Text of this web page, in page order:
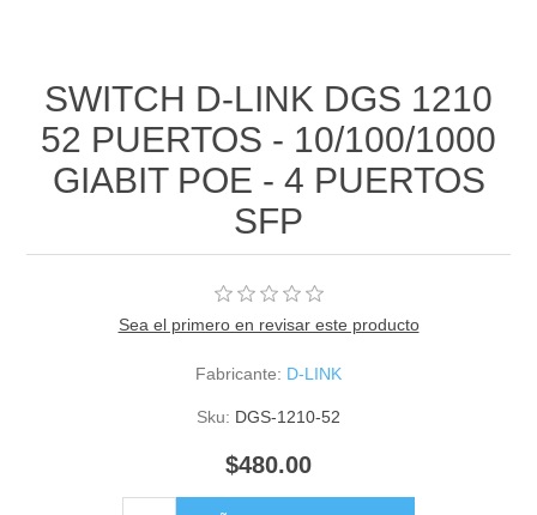
SWITCH D-LINK DGS 1210
52 PUERTOS - 10/100/1000
GIABIT POE - 4 PUERTOS
SFP
Sea el primero en revisar este producto
Fabricante: D-LINK
Sku: DGS-1210-52
$480.00